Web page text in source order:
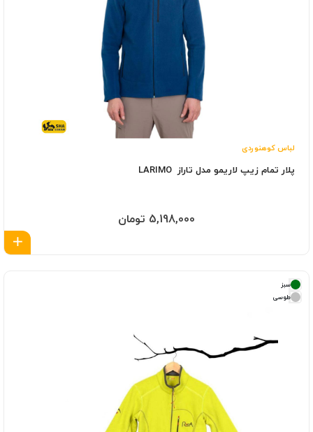
لباس کوهنوردی
پلار تمام زیپ لاریمو مدل تاراز LARIMO
5,198,000 تومان
سبز
طوسی